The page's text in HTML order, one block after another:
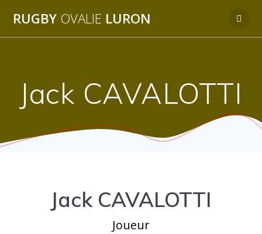
au
RUGBY OVALIE LURON
Jack CAVALOTTI
Jack CAVALOTTI
Joueur